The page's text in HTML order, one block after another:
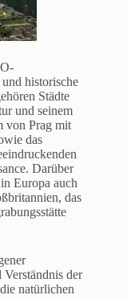
historische
Städte
und seinem
von Prag mit
das
Darüber
Europa auch
das
der
natürlichen